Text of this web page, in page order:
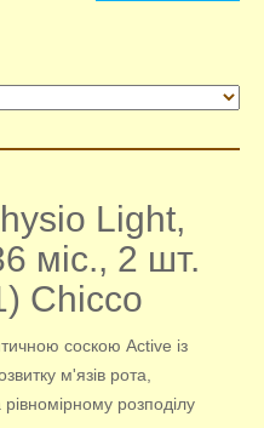
Light,
міс., 2 шт.
Chicco
соскою Active із
м'язів рота,
розподілу